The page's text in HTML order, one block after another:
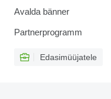
Avalda bänner
Partnerprogramm
Edasimüüjatele